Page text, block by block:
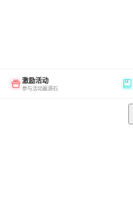
激励活动
参与活动赢源石